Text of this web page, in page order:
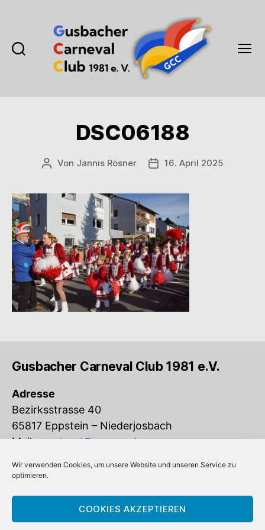
Wir verwenden Cookies, um unsere Website und unseren Service zu
optimieren.
COOKIES AKZEPTIEREN
1981
e.V.
DSC06188
Beitragsautor
Von Jannis Rösner Veröffentlichungsdatum
16. April 2025
Gusbacher Carneval Club 1981 e.V.
Adresse
Bezirksstrasse 40
65817 Eppstein – Niederjosbach
Mail:vorstand@gcc-ev.de
Eingetragen im Vereinsregister beim
Amtsgericht Königstein (VR 832)